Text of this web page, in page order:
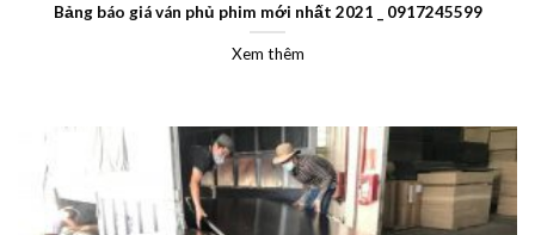
Bảng báo giá ván phủ phim mới nhất 2021 _ 0917245599
Xem thêm